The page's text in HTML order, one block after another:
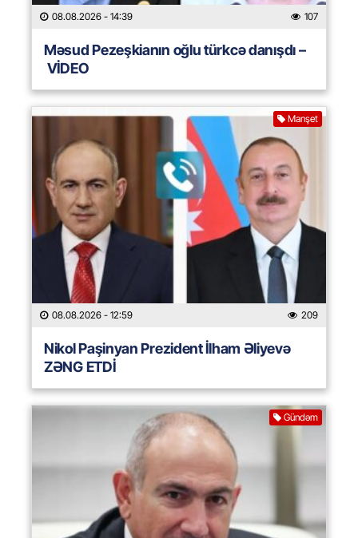
08.08.2026 - 14:39 107
Məsud Pezeşkianın oğlu türkcə danışdı –
VİDEO
Manşet
08.08.2026 - 12:59 209
Nikol Paşinyan Prezident İlham Əliyevə
ZƏNG ETDİ
Gündəm